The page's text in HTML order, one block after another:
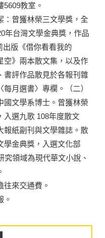
教室。
：曾獲林榮三文學獎，全
年台灣文學金典獎，作品
出版《借你看看我的
空》兩本散文集，以及作
書評作品散見於各報刊雜
月選書〉專欄。（二）
國文學系博士。曾獲林榮
入選九歌 108年度散文
報紙副刊與文學雜誌。散
學金典獎，入選文化部
究領域為現代華文小說、
往來交通費。
。